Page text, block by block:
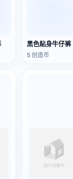
黑色贴身牛仔裤
5 创造币